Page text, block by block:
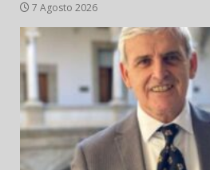
7 Agosto 2026